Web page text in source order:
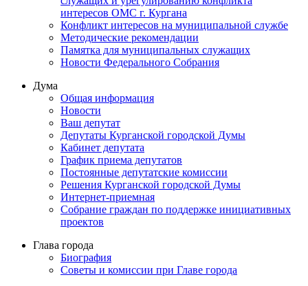
интересов ОМС г. Кургана
Конфликт интересов на муниципальной службе
Методические рекомендации
Памятка для муниципальных служащих
Новости Федерального Cобрания
Дума
Общая информация
Новости
Ваш депутат
Депутаты Курганской городской Думы
Кабинет депутата
График приема депутатов
Постоянные депутатские комиссии
Решения Курганской городской Думы
Интернет-приемная
Собрание граждан по поддержке инициативных
проектов
Глава города
Биография
Советы и комиссии при Главе города